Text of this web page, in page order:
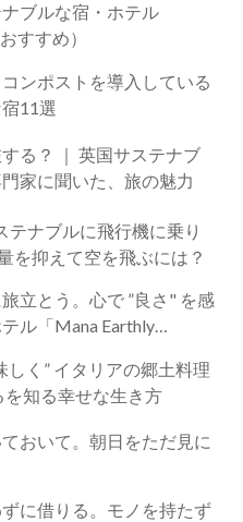
ナブルな宿・ホテル
すすめ）
ンポストを導入している
11選
サステナブ
家に聞いた、旅の魅力
テナブルに飛行機に乗り
を抑えて空を飛ぶには？
立とう。心で ”良さ" を感
ル「Mana Earthly
しく” イタリアの郷土料理
を知る幸せな生き方
おいて。朝日をただ見に
に借りる。モノを持たず